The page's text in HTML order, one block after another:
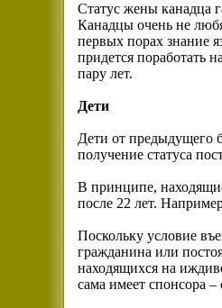
Статус жены канадца
Канадцы очень не
первых порах знание
придется поработать
пару лет.
Дети
Дети от предыдущего
получение статуса
В принципе,
после 22 лет.
Поскольку условие
гражданина или
находящихся на
сама имеет спонсора –